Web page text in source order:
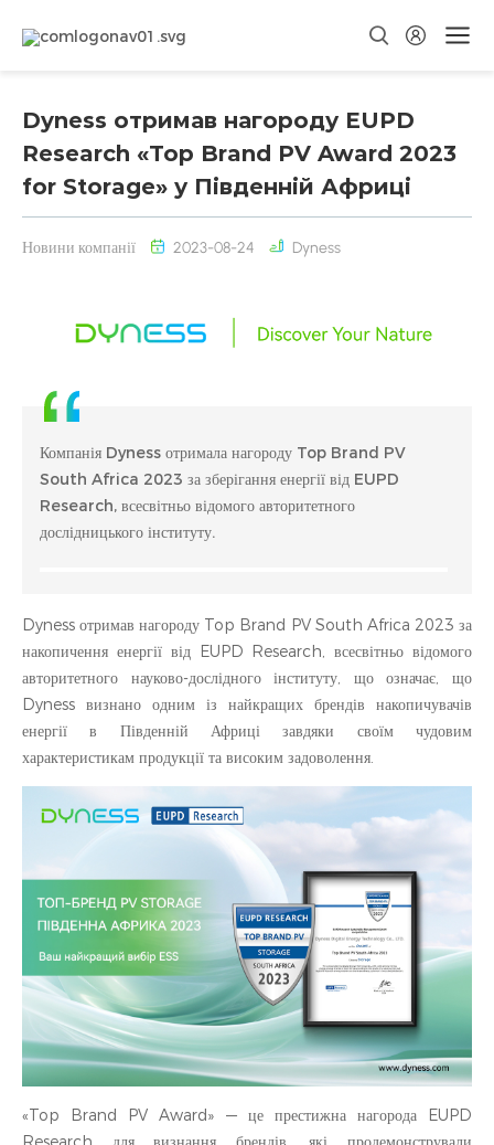
Dyness отримав нагороду EUPD
Research «Top Brand PV Award 2023
for Storage» у Південній Африці
Новини компанії 2023-08-24 Dyness
Компанія Dyness отримала нагороду Top Brand PV
South Africa 2023 за зберігання енергії від EUPD
Research, всесвітньо відомого авторитетного
дослідницького інституту.
Dyness отримав нагороду Top Brand PV South Africa 2023 за
накопичення енергії від EUPD Research, всесвітньо відомого
авторитетного науково-дослідного інституту, що означає, що
Dyness визнано одним із найкращих брендів накопичувачів
енергії в Південній Африці завдяки своїм чудовим
характеристикам продукції та високим задоволення.
«Top Brand PV Award» — це престижна нагорода EUPD